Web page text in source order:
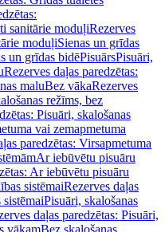
sanitārie moduļiRezerves
moduļiSienas un grīdas
un grīdas bidēPisuārsPisuāri,
Rezerves daļas paredzētas:
maluBez vākaRezerves
režīms, bez
Pisuāri, skalošanas
vai zemapmetuma
paredzētas: Virsapmetuma
Ar iebūvētu pisuāru
Ar iebūvētu pisuāru
sistēmaiRezerves daļas
Pisuāri, skalošanas
daļas paredzētas: Pisuāri,
vākamBez skalošanas